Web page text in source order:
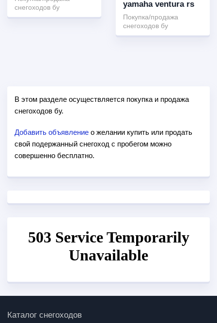
снегоходов бу
yamaha ventura rs
Покупка/продажа
снегоходов бу
В этом разделе осуществляется покупка и продажа
снегоходов бу.
Добавить объявление о желании купить или продать
свой подержанный снегоход с пробегом можно
совершенно бесплатно.
Каталог снегоходов